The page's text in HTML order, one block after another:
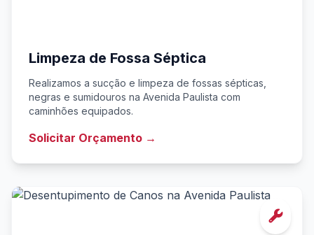
Limpeza de Fossa Séptica
Realizamos a sucção e limpeza de fossas sépticas,
negras e sumidouros na Avenida Paulista com
caminhões equipados.
Solicitar Orçamento →